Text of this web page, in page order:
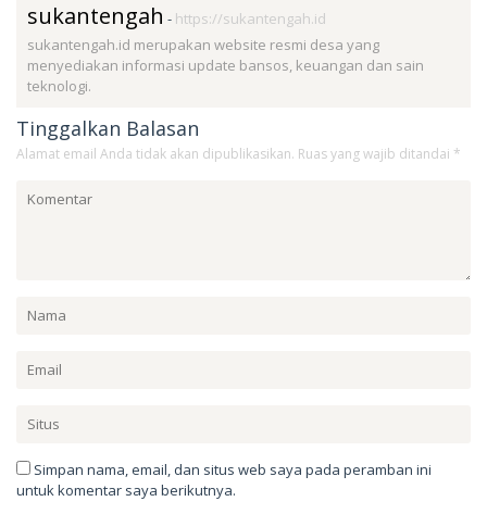
sukantengah - https://sukantengah.id
sukantengah.id merupakan website resmi desa yang
menyediakan informasi update bansos, keuangan dan sain
teknologi.
Tinggalkan Balasan
Alamat email Anda tidak akan dipublikasikan. Ruas yang wajib ditandai *
Simpan nama, email, dan situs web saya pada peramban ini
untuk komentar saya berikutnya.